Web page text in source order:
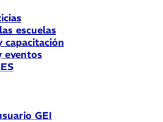
escuelas
capacitación
eventos
GEI